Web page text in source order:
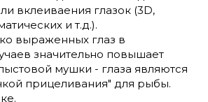
вклеиваения глазок (3D,
и т.д.).
выраженных глаз в
значительно повышает
мушки - глаза являются
прицеливания" для рыбы.